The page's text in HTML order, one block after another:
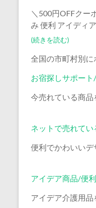
＼500円OFFクー
み 便利 アイディ
(続きを読む)
全国の市町村別
お宿探しサポー
今売れている商
ネットで売れて
便利でかわいい
アイデア商品/便
アイデア介護用品